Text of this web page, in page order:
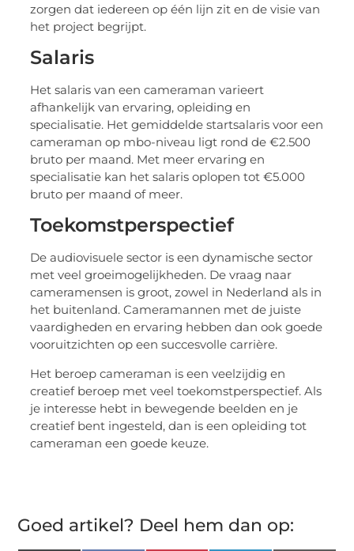
zorgen dat iedereen op één lijn zit en de visie van
het project begrijpt.
Salaris
Het salaris van een cameraman varieert
afhankelijk van ervaring, opleiding en
specialisatie. Het gemiddelde startsalaris voor een
cameraman op mbo-niveau ligt rond de €2.500
bruto per maand. Met meer ervaring en
specialisatie kan het salaris oplopen tot €5.000
bruto per maand of meer.
Toekomstperspectief
De audiovisuele sector is een dynamische sector
met veel groeimogelijkheden. De vraag naar
cameramensen is groot, zowel in Nederland als in
het buitenland. Cameramannen met de juiste
vaardigheden en ervaring hebben dan ook goede
vooruitzichten op een succesvolle carrière.
Het beroep cameraman is een veelzijdig en
creatief beroep met veel toekomstperspectief. Als
je interesse hebt in bewegende beelden en je
creatief bent ingesteld, dan is een opleiding tot
cameraman een goede keuze.
Goed artikel? Deel hem dan op: